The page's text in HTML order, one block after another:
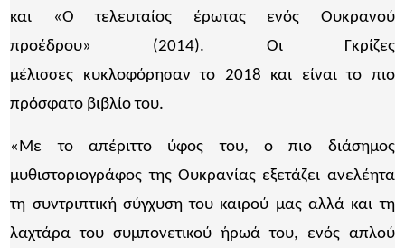
και «Ο τελευταίος έρωτας ενός Ουκρανού
προέδρου» (2014). Οι Γκρίζες
μέλισσες κυκλοφόρησαν το 2018 και είναι το πιο
πρόσφατο βιβλίο του.
«Με το απέριττο ύφος του, ο πιο διάσημος
μυθιστοριογράφος της Ουκρανίας εξετάζει ανελέητα
τη συντριπτική σύγχυση του καιρού μας αλλά και τη
λαχτάρα του συμπονετικού ήρωά του, ενός απλού